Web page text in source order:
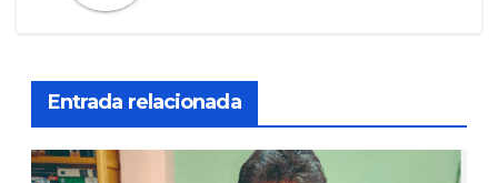
Entrada relacionada